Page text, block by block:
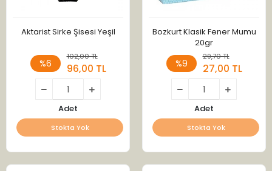
Aktarist Sirke Şisesi Yeşil
%6
102,00 TL
96,00 TL
Adet
Stokta Yok
Bozkurt Klasik Fener Mumu
20gr
%9
29,70 TL
27,00 TL
Adet
Stokta Yok